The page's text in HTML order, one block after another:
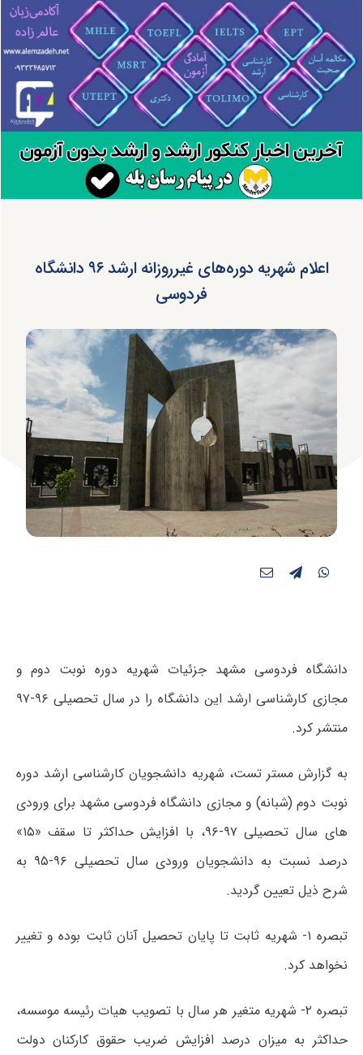
اعلام شهریه دوره‌های غیرروزانه ارشد ۹۶ دانشگاه
فردوسی
دانشگاه فردوسی مشهد جزئیات شهریه‌ دوره‌ نوبت دوم و
مجازی کارشناسی ارشد این دانشگاه را در سال تحصیلی ۹۶-۹۷
منتشر کرد.
به گزارش مستر تست، شهریه دانشجویان کارشناسی ارشد دوره
نوبت دوم (شبانه) و مجازی دانشگاه فردوسی مشهد برای ورودی
های سال تحصیلی ۹۷-۹۶، با افزایش حداکثر تا سقف «۱۵»
درصد نسبت به دانشجویان ورودی سال تحصیلی ۹۶-۹۵ به
شرح ذیل تعیین گردید.
تبصره ۱- شهریه ثابت تا پایان تحصیل آنان ثابت بوده و تغییر
نخواهد کرد.
تبصره ۲- شهریه متغیر هر سال با تصویب هیات رئیسه موسسه،
حداکثر به میزان درصد افزایش ضریب حقوق کارکنان دولت